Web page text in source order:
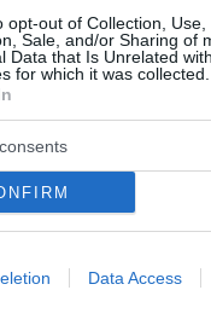
opt-out of Collection, Use,
Sale, and/or Sharing of
Data that Is Unrelated
for which it was collected.
Data Access
Versprechen, darunter
Umwelt- und
durch eine spezielle
oder der
jedoch nicht in den
die jüngsten
die Gewerkschaften in
keine
Bedenken hinsichtlich